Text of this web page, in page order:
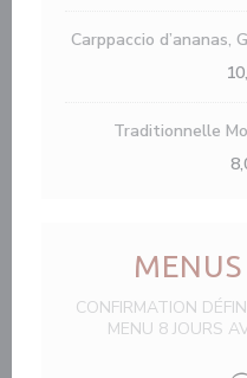
Carppaccio d’ananas,
Traditionnelle
CONFIRMATION
MENU 8 JOURS